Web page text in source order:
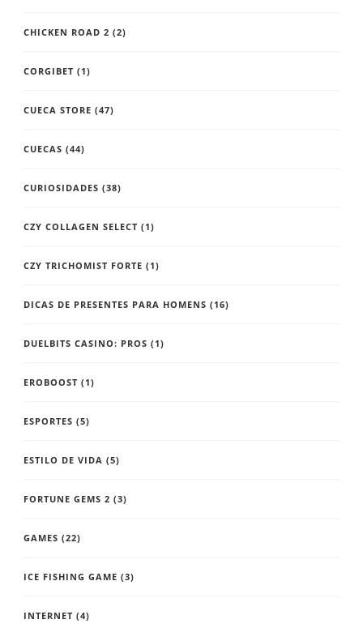
CHICKEN ROAD 2 (2)
CORGIBET (1)
CUECA STORE (47)
CUECAS (44)
CURIOSIDADES (38)
CZY COLLAGEN SELECT (1)
CZY TRICHOMIST FORTE (1)
DICAS DE PRESENTES PARA HOMENS (16)
DUELBITS CASINO: PROS (1)
EROBOOST (1)
ESPORTES (5)
ESTILO DE VIDA (5)
FORTUNE GEMS 2 (3)
GAMES (22)
ICE FISHING GAME (3)
INTERNET (4)